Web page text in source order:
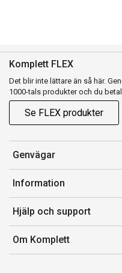
Komplett FLEX
Det blir inte lättare än så här.
1000-tals produkter och du
Se FLEX produkter
Genvägar
Konto
Orderhistorik
Presentkort
Komplett Club
Information
Försäljningsvillkor
Medlemsvillkor for Komplett
Lediga tjänster
Hjälp och support
Kontakta oss
Kundservice
Om Komplett